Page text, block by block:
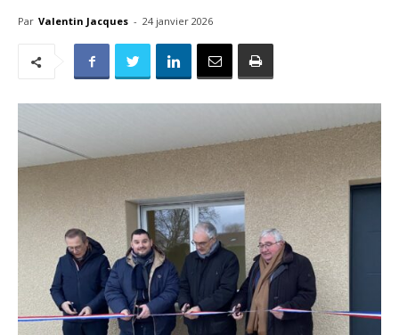
Par Valentin Jacques - 24 janvier 2026